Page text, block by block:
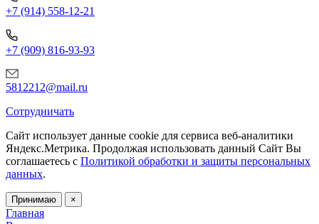
+7 (914) 558-12-21
+7 (909) 816-93-93
5812212@mail.ru
Сотрудничать
Сайт использует данные cookie для сервиса веб-аналитики
Яндекс.Метрика. Продолжая использовать данный Сайт Вы
соглашаетесь с Политикой обработки и защиты персональных
данных.
Принимаю ×
Главная